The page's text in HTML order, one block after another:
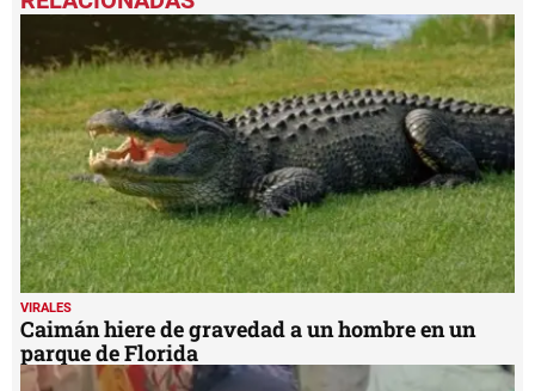
of
VIRALES
Caimán hiere de gravedad a un hombre en un
parque de Florida